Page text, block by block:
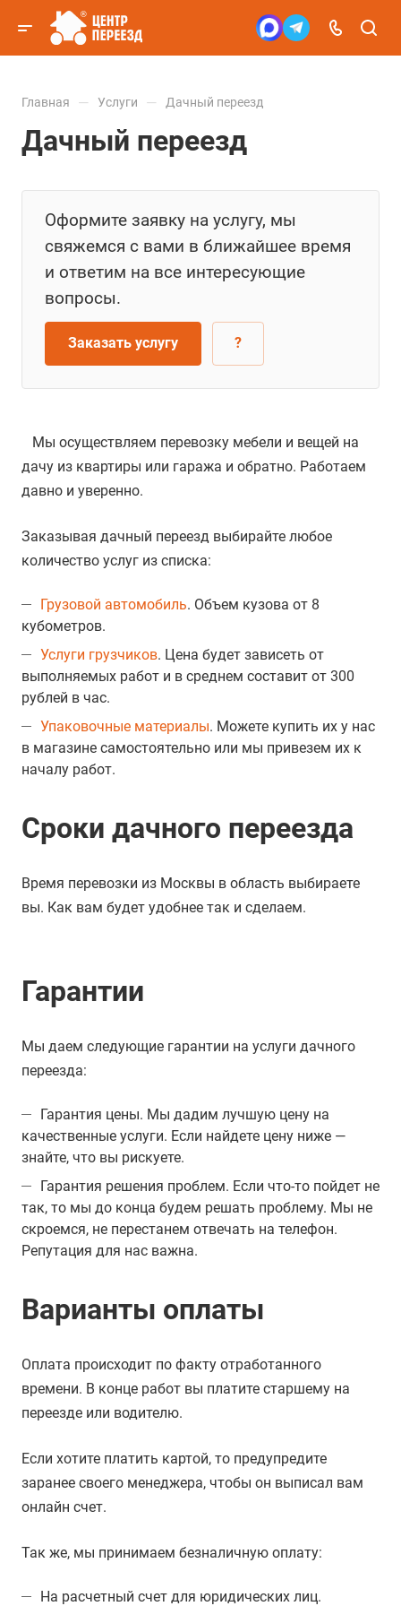
Главная — Услуги — Дачный переезд
Дачный переезд
Оформите заявку на услугу, мы
свяжемся с вами в ближайшее время
и ответим на все интересующие
вопросы.
Заказать услугу ?
Мы осуществляем перевозку мебели и вещей на
дачу из квартиры или гаража и обратно. Работаем
давно и уверенно.
Заказывая дачный переезд выбирайте любое
количество услуг из списка:
Грузовой автомобиль. Объем кузова от 8
кубометров.
Услуги грузчиков. Цена будет зависеть от
выполняемых работ и в среднем составит от 300
рублей в час.
Упаковочные материалы. Можете купить их у нас
в магазине самостоятельно или мы привезем их к
началу работ.
Сроки дачного переезда
Время перевозки из Москвы в область выбираете
вы. Как вам будет удобнее так и сделаем.
Гарантии
Мы даем следующие гарантии на услуги дачного
переезда:
Гарантия цены. Мы дадим лучшую цену на
качественные услуги. Если найдете цену ниже —
знайте, что вы рискуете.
Гарантия решения проблем. Если что-то пойдет не
так, то мы до конца будем решать проблему. Мы не
скроемся, не перестанем отвечать на телефон.
Репутация для нас важна.
Варианты оплаты
Оплата происходит по факту отработанного
времени. В конце работ вы платите старшему на
переезде или водителю.
Если хотите платить картой, то предупредите
заранее своего менеджера, чтобы он выписал вам
онлайн счет.
Так же, мы принимаем безналичную оплату:
На расчетный счет для юридических лиц.